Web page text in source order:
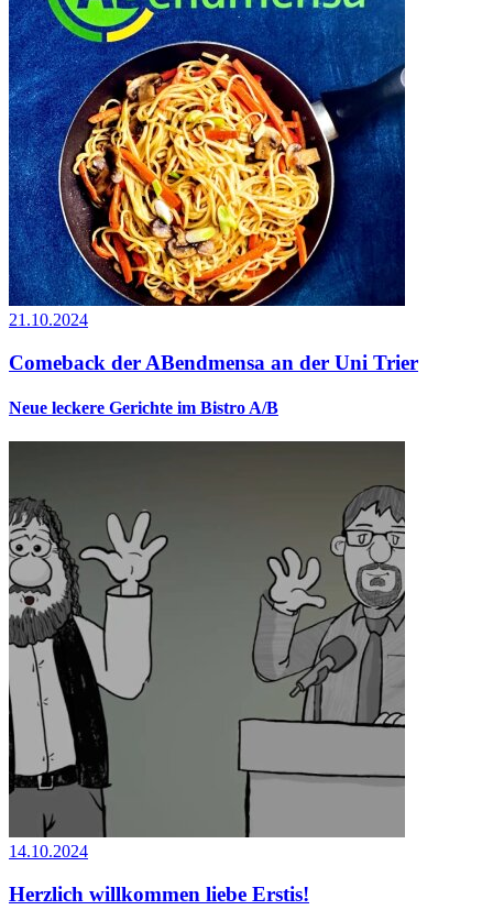
21.10.2024
Comeback der ABendmensa an der Uni Trier
Neue leckere Gerichte im Bistro A/B
14.10.2024
Herzlich willkommen liebe Erstis!